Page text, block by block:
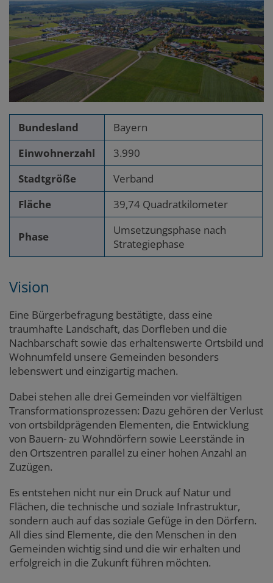
Bundesland
Bayern
Einwohnerzahl
3.990
Stadtgröße
Verband
Fläche
39,74 Quadratkilometer
Phase
Umsetzungsphase nach
Strategiephase
Vision
Eine Bürgerbefragung bestätigte, dass eine
traumhafte Landschaft, das Dorfleben und die
Nachbarschaft sowie das erhaltenswerte Ortsbild und
Wohnumfeld unsere Gemeinden besonders
lebenswert und einzigartig machen.
Dabei stehen alle drei Gemeinden vor vielfältigen
Transformationsprozessen: Dazu gehören der Verlust
von ortsbildprägenden Elementen, die Entwicklung
von Bauern- zu Wohndörfern sowie Leerstände in
den Ortszentren parallel zu einer hohen Anzahl an
Zuzügen.
Es entstehen nicht nur ein Druck auf Natur und
Flächen, die technische und soziale Infrastruktur,
sondern auch auf das soziale Gefüge in den Dörfern.
All dies sind Elemente, die den Menschen in den
Gemeinden wichtig sind und die wir erhalten und
erfolgreich in die Zukunft führen möchten.